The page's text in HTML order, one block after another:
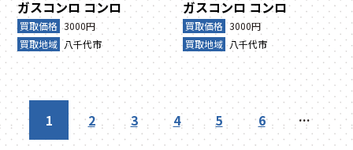
ガスコンロ コンロ
買取価格 3000円
買取地域 八千代市
ガスコンロ コンロ
買取価格 3000円
買取地域 八千代市
1 2 3 4 5 6 …